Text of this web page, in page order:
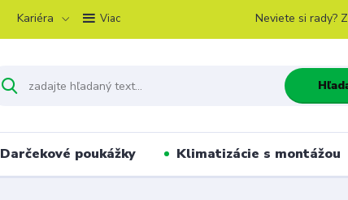
Kariéra Viac Neviete si rady?
Darčekové poukážky Klimatizácie s montážou